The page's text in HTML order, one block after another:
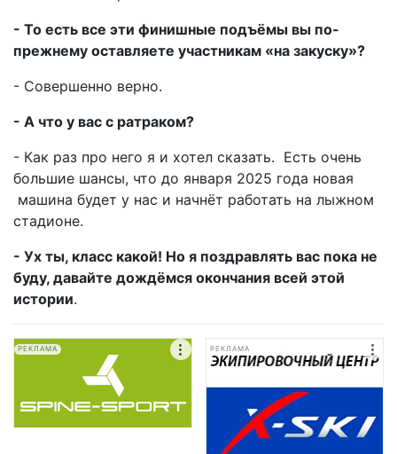
- То есть все эти финишные подъёмы вы по-
прежнему оставляете участникам «на закуску»?
- Совершенно верно.
- А что у вас с ратраком?
- Как раз про него я и хотел сказать. Есть очень
большие шансы, что до января 2025 года новая
машина будет у нас и начнёт работать на лыжном
стадионе.
- Ух ты, класс какой! Но я поздравлять вас пока не
буду, давайте дождёмся окончания всей этой
истории.
РЕКЛАМА РЕКЛАМА